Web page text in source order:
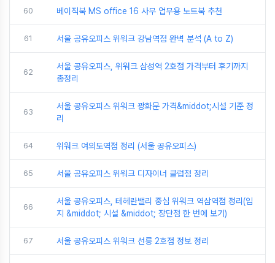
60 베이직북 MS office 16 사무 업무용 노트북 추천
61 서울 공유오피스 위워크 강남역점 완벽 분석 (A to Z)
62
서울 공유오피스, 위워크 삼성역 2호점 가격부터 후기까지
총정리
63
서울 공유오피스 위워크 광화문 가격&middot;시설 기준 정
리
64 위워크 여의도역점 정리 (서울 공유오피스)
65 서울 공유오피스 위워크 디자이너 클럽점 정리
66
서울 공유오피스, 테헤란밸리 중심 위워크 역삼역점 정리(입
지 &middot; 시설 &middot; 장단점 한 번에 보기)
67 서울 공유오피스 위워크 선릉 2호점 정보 정리